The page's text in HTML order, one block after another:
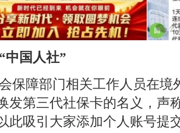
中国人社”
保障部门相关工作人员在境
发第三代社保卡的名义，声
此吸引大家添加个人账号提